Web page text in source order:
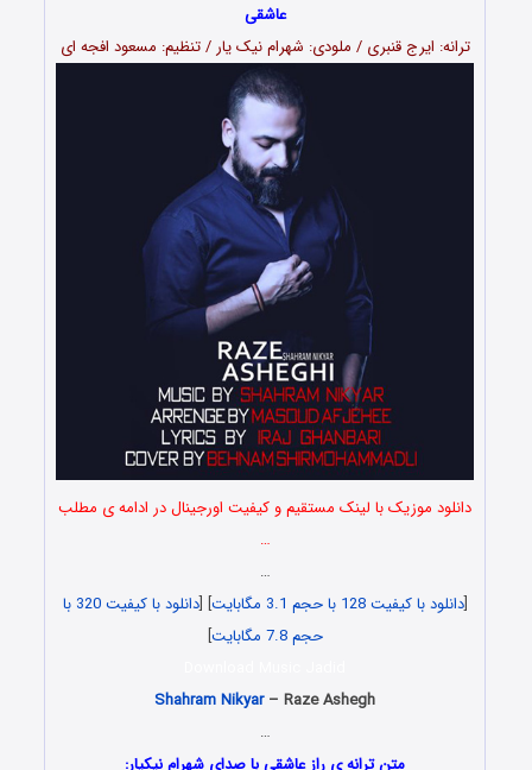
عاشقی
ترانه: ایرج قنبری / ملودی: شهرام نیک یار / تنظیم: مسعود افجه ای
دانلود موزیک با لینک مستقیم و کیفیت اورجینال در ادامه ی مطلب
…
…
[دانلود با کیفیت 128 با حجم 3.1 مگابایت ] [
دانلود با کیفیت 320 با
حجم 7.8 مگابایت
]
Shahram Nikyar– Raze Ashegh
…